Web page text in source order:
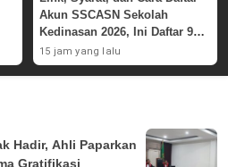
Akun SSCASN Sekolah
Kedinasan 2026, Ini Daftar 9
Instansinya
15 jam yang lalu
Hadir, Ahli Paparkan
Gratifikasi